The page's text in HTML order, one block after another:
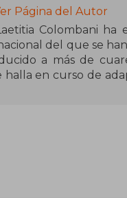
Página del Autor
Colombani ha
del que se
a más de
halla en curso de
publicado La